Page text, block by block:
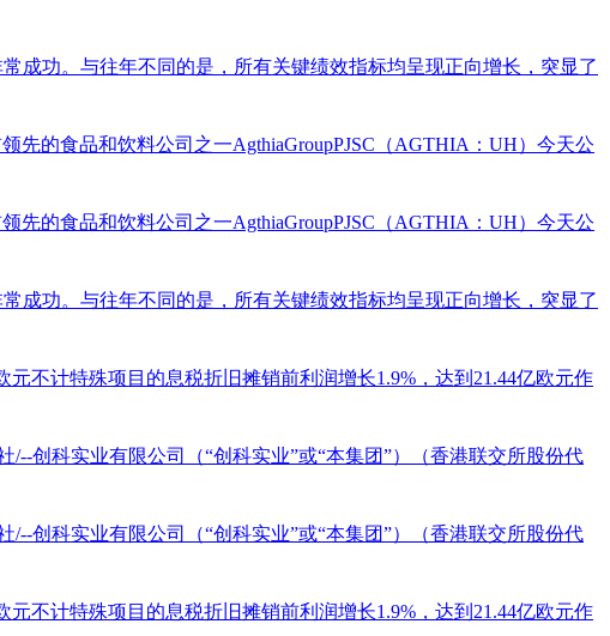
成功。与往年不同的是，所有关键绩效指标均呈现正向增长，突显了
先的食品和饮料公司之一AgthiaGroupPJSC（AGTHIA：UH）今天公
先的食品和饮料公司之一AgthiaGroupPJSC（AGTHIA：UH）今天公
成功。与往年不同的是，所有关键绩效指标均呈现正向增长，突显了
不计特殊项目的息税折旧摊销前利润增长1.9%，达到21.44亿欧元作
创科实业有限公司（“创科实业”或“本集团”）（香港联交所股份代
创科实业有限公司（“创科实业”或“本集团”）（香港联交所股份代
不计特殊项目的息税折旧摊销前利润增长1.9%，达到21.44亿欧元作